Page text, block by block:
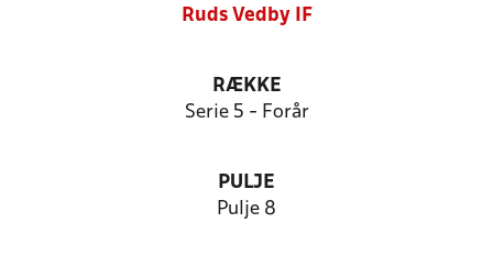
Ruds Vedby IF
RÆKKE
Serie 5 - Forår
PULJE
Pulje 8